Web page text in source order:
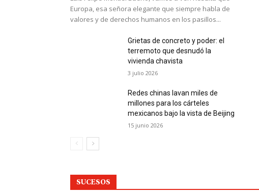
Europa, esa señora elegante que siempre habla de
valores y de derechos humanos en los pasillos...
Grietas de concreto y poder: el
terremoto que desnudó la
vivienda chavista
3 julio 2026
Redes chinas lavan miles de
millones para los cárteles
mexicanos bajo la vista de Beijing
15 junio 2026
SUCESOS